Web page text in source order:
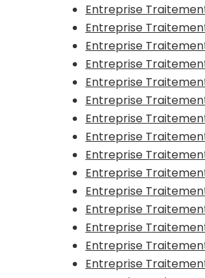
Entreprise
Entreprise
Entreprise
Entreprise
Entreprise
Entreprise
Entreprise
Entreprise
Entreprise
Entreprise
Entreprise
Entreprise
Entreprise
Entreprise
Entreprise